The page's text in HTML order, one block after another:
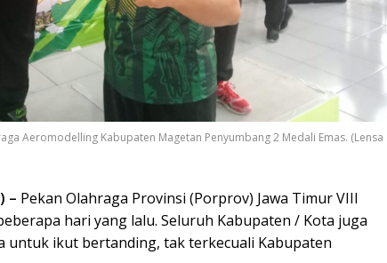
Aeromodelling Kabupaten Magetan Penyumbang 2 Medali Emas. (Lensa
) – Pekan Olahraga Provinsi (Porprov) Jawa Timur VIII
hari yang lalu. Seluruh Kabupaten / Kota juga
untuk ikut bertanding, tak terkecuali Kabupaten